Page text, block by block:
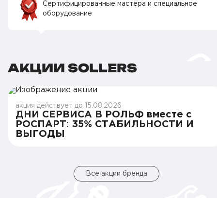
Сертифицированные мастера и специальное
оборудование
АКЦИИ SOLLERS
акция действует до 15.08.2026
ДНИ СЕРВИСА В РОЛЬФ вместе с
РОСПАРТ: 35% СТАБИЛЬНОСТИ И
ВЫГОДЫ
Все акции бренда